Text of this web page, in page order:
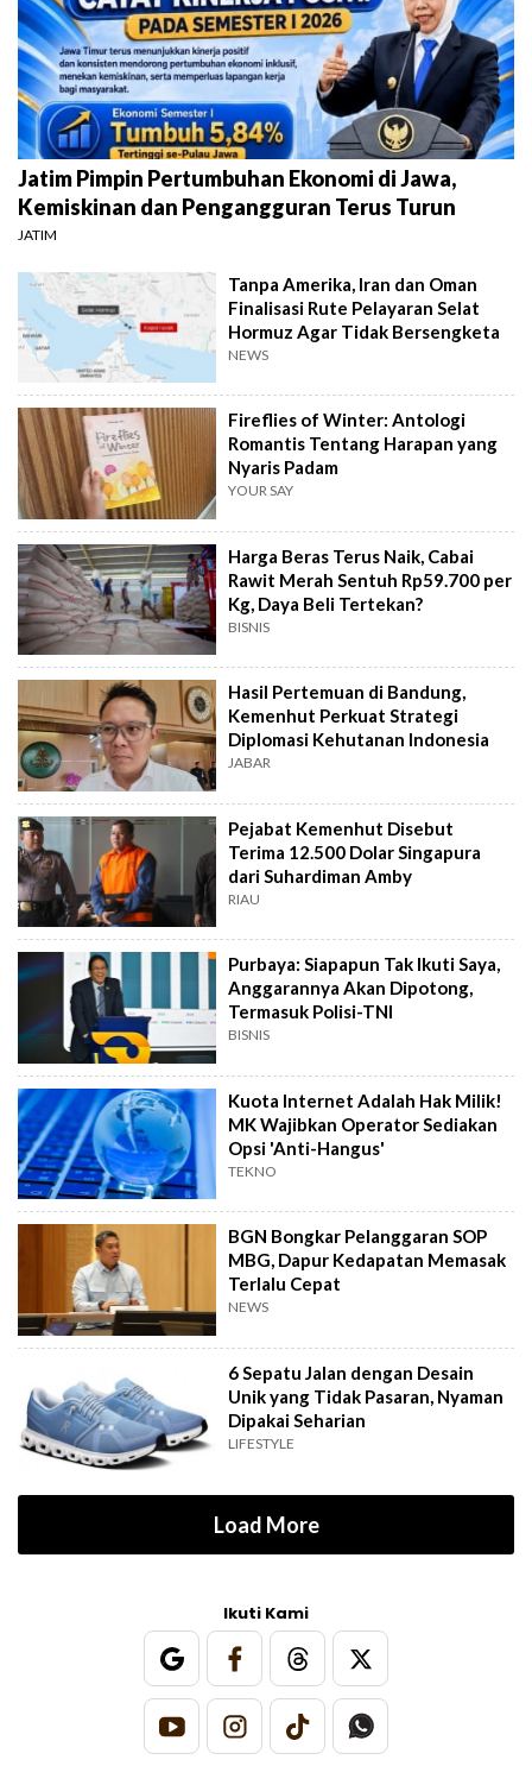
Jatim Pimpin Pertumbuhan Ekonomi di Jawa,
Kemiskinan dan Pengangguran Terus Turun
JATIM
Tanpa Amerika, Iran dan Oman
Finalisasi Rute Pelayaran Selat
Hormuz Agar Tidak Bersengketa
NEWS
Fireflies of Winter: Antologi
Romantis Tentang Harapan yang
Nyaris Padam
YOUR SAY
Harga Beras Terus Naik, Cabai
Rawit Merah Sentuh Rp59.700 per
Kg, Daya Beli Tertekan?
BISNIS
Hasil Pertemuan di Bandung,
Kemenhut Perkuat Strategi
Diplomasi Kehutanan Indonesia
JABAR
Pejabat Kemenhut Disebut
Terima 12.500 Dolar Singapura
dari Suhardiman Amby
RIAU
Purbaya: Siapapun Tak Ikuti Saya,
Anggarannya Akan Dipotong,
Termasuk Polisi-TNI
BISNIS
Kuota Internet Adalah Hak Milik!
MK Wajibkan Operator Sediakan
Opsi 'Anti-Hangus'
TEKNO
BGN Bongkar Pelanggaran SOP
MBG, Dapur Kedapatan Memasak
Terlalu Cepat
NEWS
6 Sepatu Jalan dengan Desain
Unik yang Tidak Pasaran, Nyaman
Dipakai Seharian
LIFESTYLE
Load More
Ikuti Kami